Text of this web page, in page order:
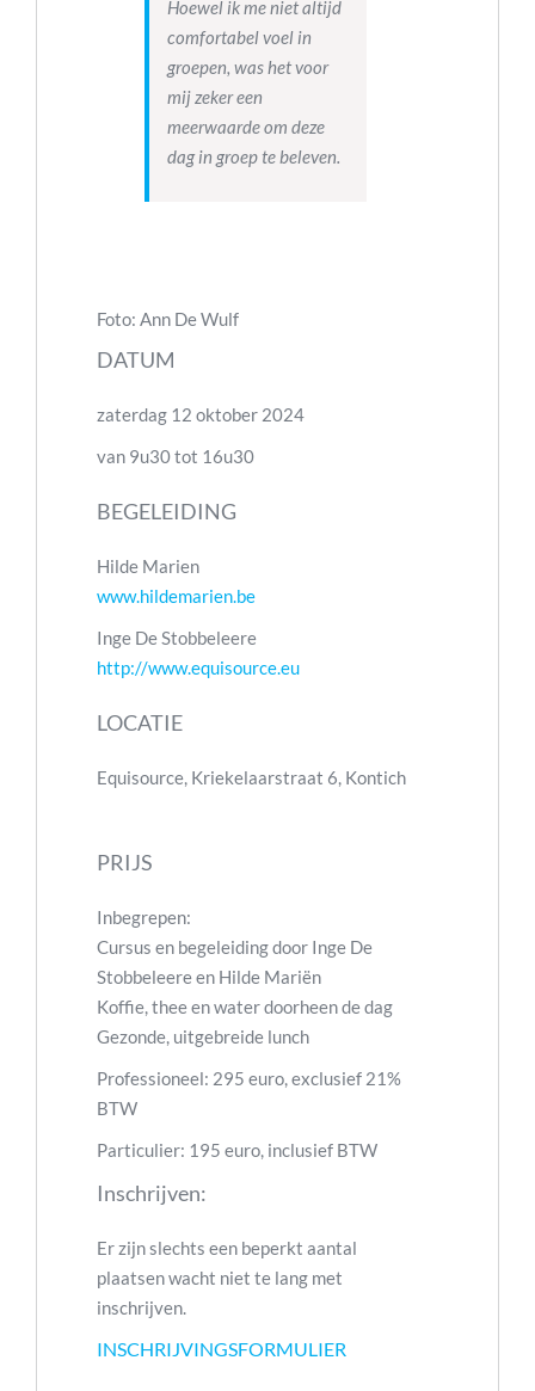
Hoewel ik me niet altijd
comfortabel voel in
groepen, was het voor
mij zeker een
meerwaarde om deze
dag in groep te beleven.
Foto: Ann De Wulf
DATUM
zaterdag 12 oktober 2024
van 9u30 tot 16u30
BEGELEIDING
Hilde Marien
www.hildemarien.be
Inge De Stobbeleere
http://www.equisource.eu
LOCATIE
Equisource, Kriekelaarstraat 6, Kontich
PRIJS
Inbegrepen:
Cursus en begeleiding door Inge De
Stobbeleere en Hilde Mariën
Koffie, thee en water doorheen de dag
Gezonde, uitgebreide lunch
Professioneel: 295 euro, exclusief 21%
BTW
Particulier: 195 euro, inclusief BTW
Inschrijven:
Er zijn slechts een beperkt aantal
plaatsen wacht niet te lang met
inschrijven.
INSCHRIJVINGSFORMULIER